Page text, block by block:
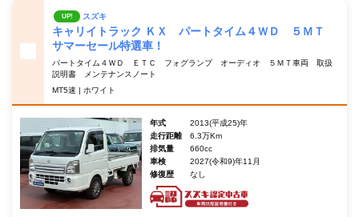
UP! スズキ
キャリイトラック ＫＸ パートタイム４ＷＤ ５ＭＴ
サマーセール特選車！
パートタイム４ＷＤ ＥＴＣ フォグランプ オーディオ ５ＭＴ車両 取扱
説明書 メンテナンスノート
MT5速 | ホワイト
年式
2013(平成25)年
走行距離
6.3万Km
排気量
660cc
車検
2027(令和9)年11月
修復歴
なし